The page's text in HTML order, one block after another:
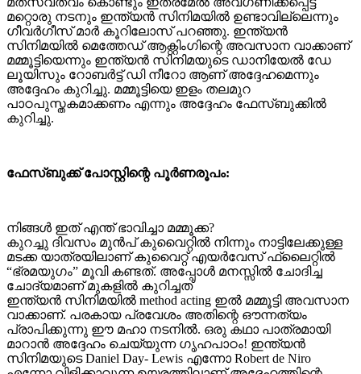
മറ്റൊരു നടനും ഇന്ത്യന്‍ സിനിമയില്‍ ഉണ്ടാവില്ലെന്നും
ഗീവര്‍ഗീസ് മാര്‍ കൂറിലോസ് പറഞ്ഞു. ഇന്ത്യന്‍
സിനിമയില്‍ മെത്തേഡ് ആക്റ്റിംഗിന്റെ അവസാന വാക്കാണ്
മമ്മൂട്ടിയെന്നും ഇന്ത്യന്‍ സിനിമയുടെ ഡാനിയേല്‍ ഡേ
ലൂയിസും റോബര്‍ട്ട് ഡി നീറോ ആണ് അദ്ദേഹമെന്നും
അദ്ദേഹം കുറിച്ചു. മമ്മൂട്ടിയെ ഇളം തലമുറ
പാഠപുസ്തകമാക്കണം എന്നും അദ്ദേഹം ഫേസ്ബുക്കില്‍
കുറിച്ചു.
ഫേസ്ബുക്ക് പോസ്റ്റിന്റെ പൂർണരൂപം:
നിങ്ങൾ ഇത് എന്ത് ഭാവിച്ചാ മമ്മൂക്ക?
കുറച്ചു ദിവസം മുൻപ് കുവൈറ്റിൽ നിന്നും നാട്ടിലേക്കുള്ള
മടക്ക യാത്രയിലാണ് കുവൈറ്റ്‌ എയർവേസ് ഫ്ലൈറ്റിൽ
“ഭ്രമയുഗം” മൂവി കണ്ടത്. അപ്പോൾ മനസ്സിൽ ചോദിച്ച
ചോദ്യമാണ് മുകളിൽ കുറിച്ചത്
ഇന്ത്യൻ സിനിമയിൽ method acting ഇൽ മമ്മൂട്ടി അവസാന
വാക്കാണ്. പരകായ പ്രവേശം അതിന്റെ ഔന്നത്യം
പ്രാപിക്കുന്നു ഈ മഹാ നടനിൽ. ഒരു കഥാ പാത്രമായി
മാറാൻ അദ്ദേഹം ചെയ്യുന്ന ഗൃഹപാഠം! ഇന്ത്യൻ
സിനിമയുടെ Daniel Day- Lewis എന്നോ Robert de Niro